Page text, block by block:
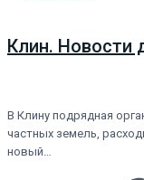
Клин. Новости
В Клину подрядная
частных земель,
новый…